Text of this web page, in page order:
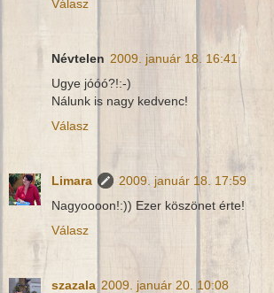
Válasz
Névtelen 2009. január 18. 16:41
Ugye jóóó?!:-)
Nálunk is nagy kedvenc!
Válasz
Limara
2009. január 18. 17:59
Nagyoooon!:)) Ezer köszönet érte!
Válasz
szazala 2009. január 20. 10:08